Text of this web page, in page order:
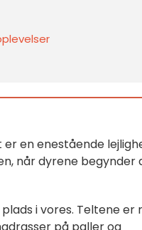
en enestående
når dyrene begynder
i vores. Teltene er